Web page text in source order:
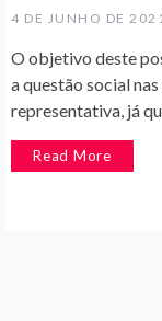
4 DE JUNHO DE
O objetivo deste
a questão social
representativa, já
Read More